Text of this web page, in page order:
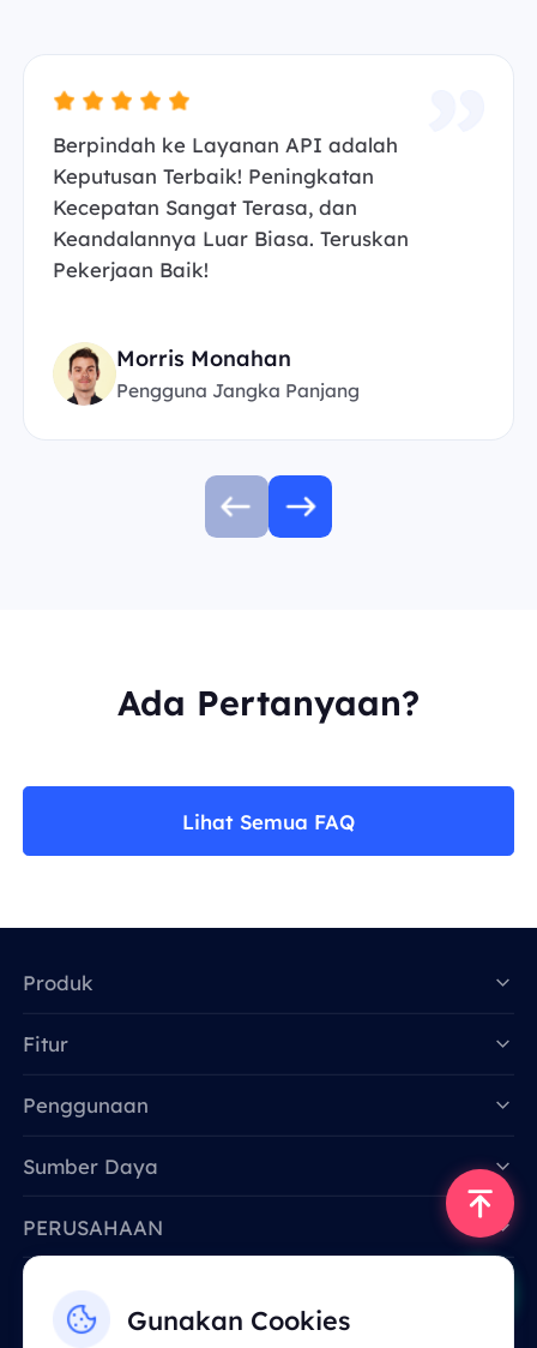
Berpindah ke Layanan API adalah
Keputusan Terbaik! Peningkatan
Kecepatan Sangat Terasa, dan
Keandalannya Luar Biasa. Teruskan
Pekerjaan Baik!
Morris Monahan
Pengguna Jangka Panjang
Ada Pertanyaan?
Lihat Semua FAQ
Gunakan Cookies
Produk
Fitur
Penggunaan
Sumber Daya
PERUSAHAAN
Email: support@smartproxy.org